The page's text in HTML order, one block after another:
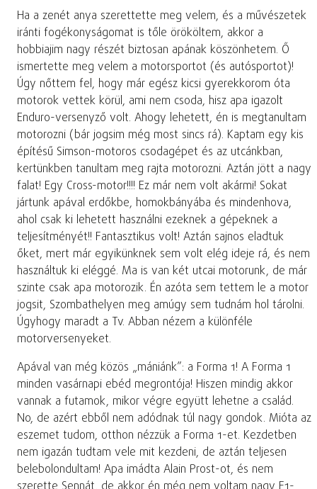
Ha a zenét anya szerettette meg velem, és a művészetek
iránti fogékonyságomat is tőle örököltem, akkor a
hobbiajim nagy részét biztosan apának köszönhetem. Ő
ismertette meg velem a motorsportot (és autósportot)!
Úgy nőttem fel, hogy már egész kicsi gyerekkorom óta
motorok vettek körül, ami nem csoda, hisz apa igazolt
Enduro-versenyző volt. Ahogy lehetett, én is megtanultam
motorozni (bár jogsim még most sincs rá). Kaptam egy kis
építésű Simson-motoros csodagépet és az utcánkban,
kertünkben tanultam meg rajta motorozni. Aztán jött a nagy
falat! Egy Cross-motor!!!! Ez már nem volt akármi! Sokat
jártunk apával erdőkbe, homokbányába és mindenhova,
ahol csak ki lehetett használni ezeknek a gépeknek a
teljesítményét!! Fantasztikus volt! Aztán sajnos eladtuk
őket, mert már egyikünknek sem volt elég ideje rá, és nem
használtuk ki eléggé. Ma is van két utcai motorunk, de már
szinte csak apa motorozik. Én azóta sem tettem le a motor
jogsit, Szombathelyen meg amúgy sem tudnám hol tárolni.
Úgyhogy maradt a Tv. Abban nézem a különféle
motorversenyeket.
Apával van még közös „mániánk”: a Forma 1! A Forma 1
minden vasárnapi ebéd megrontója! Hiszen mindig akkor
vannak a futamok, mikor végre együtt lehetne a család.
No, de azért ebből nem adódnak túl nagy gondok. Mióta az
eszemet tudom, otthon nézzük a Forma 1-et. Kezdetben
nem igazán tudtam vele mit kezdeni, de aztán teljesen
belebolondultam! Apa imádta Alain Prost-ot, és nem